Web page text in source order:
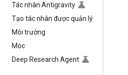
Tác nhân Antigravity
Tạo tác nhân được quản lý
Môi trường
Móc
Deep Research Agent